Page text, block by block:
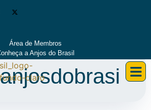
Área de Membros
a Anjos do Brasil